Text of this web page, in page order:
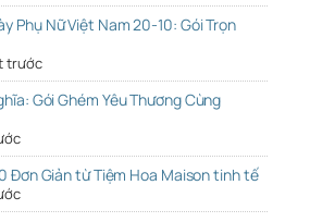
Phụ Nữ Việt Nam 20-10: Gói Trọn
trước
Gói Ghém Yêu Thương Cùng
Đơn Giản từ Tiệm Hoa Maison tinh tế